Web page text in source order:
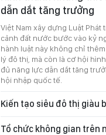
dẫn dắt tăng trưởng
Việt Nam xây dựng Luật
cảnh đất nước bước vào kỷ
hành luật này không chỉ
lý đô thị, mà còn là cơ hội
đủ năng lực dẫn dắt tăng
hội nhập quốc tế.
Kiến tạo siêu đô thị giàu
Tổ chức không gian trên